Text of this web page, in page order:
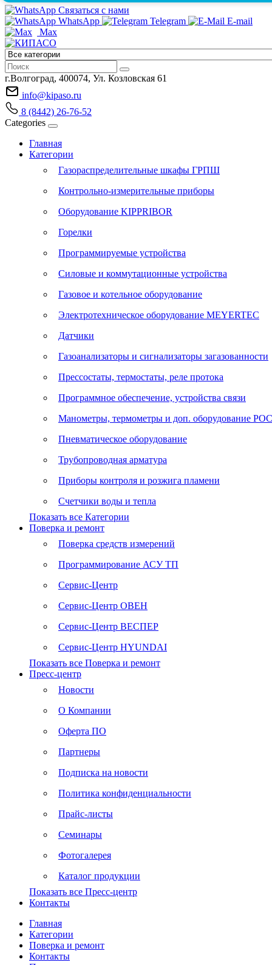
Связаться с нами
WhatsApp
Telegram
E-mail
Max
г.Волгоград, 400074, Ул. Козловская 61
info@kipaso.ru
8 (8442) 26-76-52
Categories
Главная
Категории
Газораспределительные шкафы ГРПШ
Контрольно-измерительные приборы
Оборудование KIPPRIBOR
Горелки
Программируемые устройства
Силовые и коммутационные устройства
Газовое и котельное оборудование
Электротехническое оборудование MEYERTEC
Датчики
Газоанализаторы и сигнализаторы загазованности
Прессостаты, термостаты, реле протока
Программное обеспечение, устройства связи
Манометры, термометры и доп. оборудование
Пневматическое оборудование
Трубопроводная арматура
Приборы контроля и розжига пламени
Счетчики воды и тепла
Показать все Категории
Поверка и ремонт
Поверка средств измерений
Программирование АСУ ТП
Сервис-Центр
Сервис-Центр ОВЕН
Сервис-Центр ВЕСПЕР
Сервис-Центр HYUNDAI
Показать все Поверка и ремонт
Пресс-центр
Новости
О Компании
Оферта ПО
Партнеры
Подписка на новости
Политика конфиденциальности
Прайс-листы
Семинары
Фотогалерея
Каталог продукции
Показать все Пресс-центр
Контакты
Главная
Категории
Поверка и ремонт
Контакты